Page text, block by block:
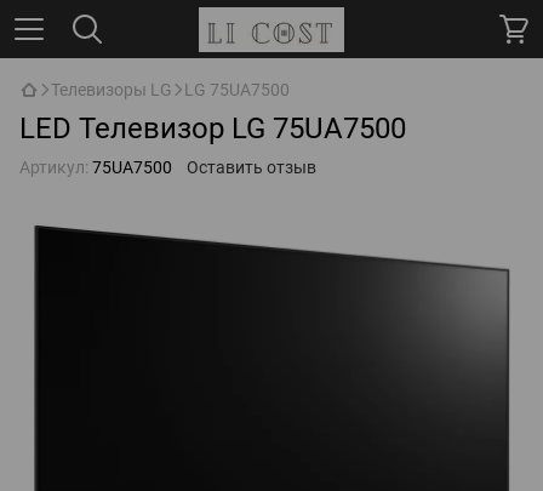
Телевизоры LG LG 75UA7500
LED Телевизор LG 75UA7500
Артикул: 75UA7500 Оставить отзыв